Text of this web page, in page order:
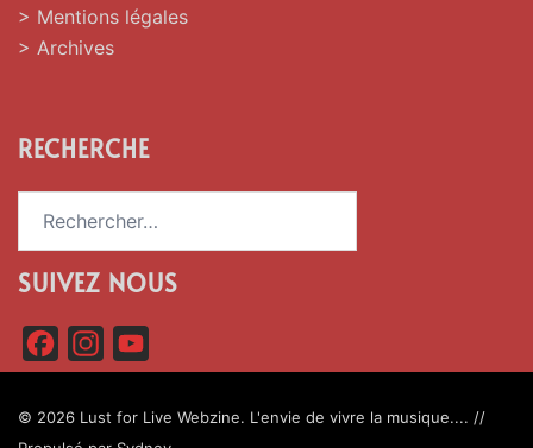
> Mentions légales
> Archives
RECHERCHE
SUIVEZ NOUS
a
c
n
s
o
u
© 2026 Lust for Live Webzine. L'envie de vivre la musique.... //